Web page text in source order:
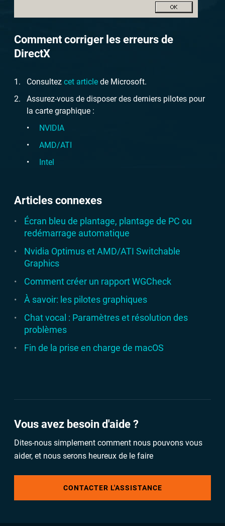
Comment corriger les erreurs de
DirectX
Consultez cet article de Microsoft.
Assurez-vous de disposer des derniers pilotes pour
la carte graphique :
NVIDIA
AMD/ATI
Intel
Articles connexes
Écran bleu de plantage, plantage de PC ou
redémarrage automatique
Nvidia Optimus et AMD/ATI Switchable
Graphics
Comment créer un rapport WGCheck
À savoir: les pilotes graphiques
Chat vocal : Paramètres et résolution des
problèmes
Fin de la prise en charge de macOS
Vous avez besoin d'aide ?
Dites-nous simplement comment nous pouvons vous
aider, et nous serons heureux de le faire
CONTACTER L'ASSISTANCE